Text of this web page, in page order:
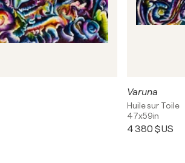
Varuna
Huile sur Toile
47x59in
4 380 $US